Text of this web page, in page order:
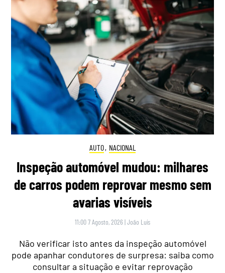
AUTO, NACIONAL
Inspeção automóvel mudou: milhares
de carros podem reprovar mesmo sem
avarias visíveis
11:00 7 Agosto, 2026 |João Luís
Não verificar isto antes da inspeção automóvel
pode apanhar condutores de surpresa: saiba como
consultar a situação e evitar reprovação